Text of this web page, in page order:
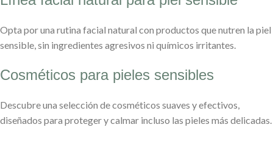
Opta por una rutina facial natural con productos que nutren la piel
sensible, sin ingredientes agresivos ni químicos irritantes.
Cosméticos para pieles sensibles
Descubre una selección de cosméticos suaves y efectivos,
diseñados para proteger y calmar incluso las pieles más delicadas.